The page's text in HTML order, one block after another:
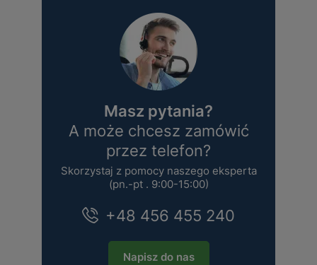
Masz pytania?
A może chcesz zamówić
przez telefon?
Skorzystaj z pomocy naszego eksperta
(pn.-pt . 9:00-15:00)
+48 456 455 240
Napisz do nas